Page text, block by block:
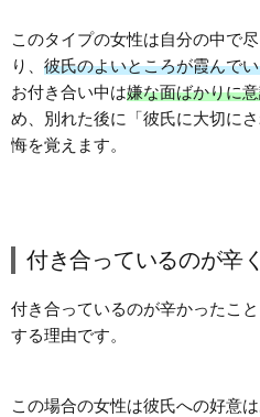
このタイプの女性は自分の中で
り、 彼氏のよいところが霞んで
お付き合い中は嫌な面ばかりに
め、別れた後に「彼氏に大切に
悔を覚えます。
付き合っているのが辛
付き合っているのが辛かったこ
する理由です。
この場合の女性は彼氏への好意は